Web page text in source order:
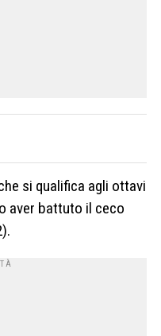
si qualifica agli ottavi
aver battuto il ceco